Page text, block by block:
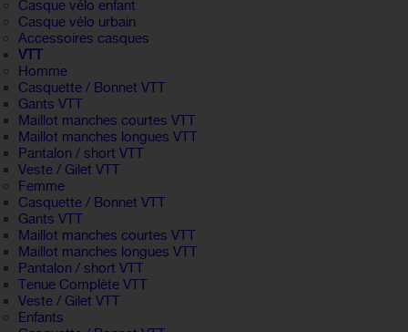
Casque vélo enfant
Casque vélo urbain
Accessoires casques
VTT
Homme
Casquette / Bonnet VTT
Gants VTT
Maillot manches courtes VTT
Maillot manches longues VTT
Pantalon / short VTT
Veste / Gilet VTT
Femme
Casquette / Bonnet VTT
Gants VTT
Maillot manches courtes VTT
Maillot manches longues VTT
Pantalon / short VTT
Tenue Complète VTT
Veste / Gilet VTT
Enfants